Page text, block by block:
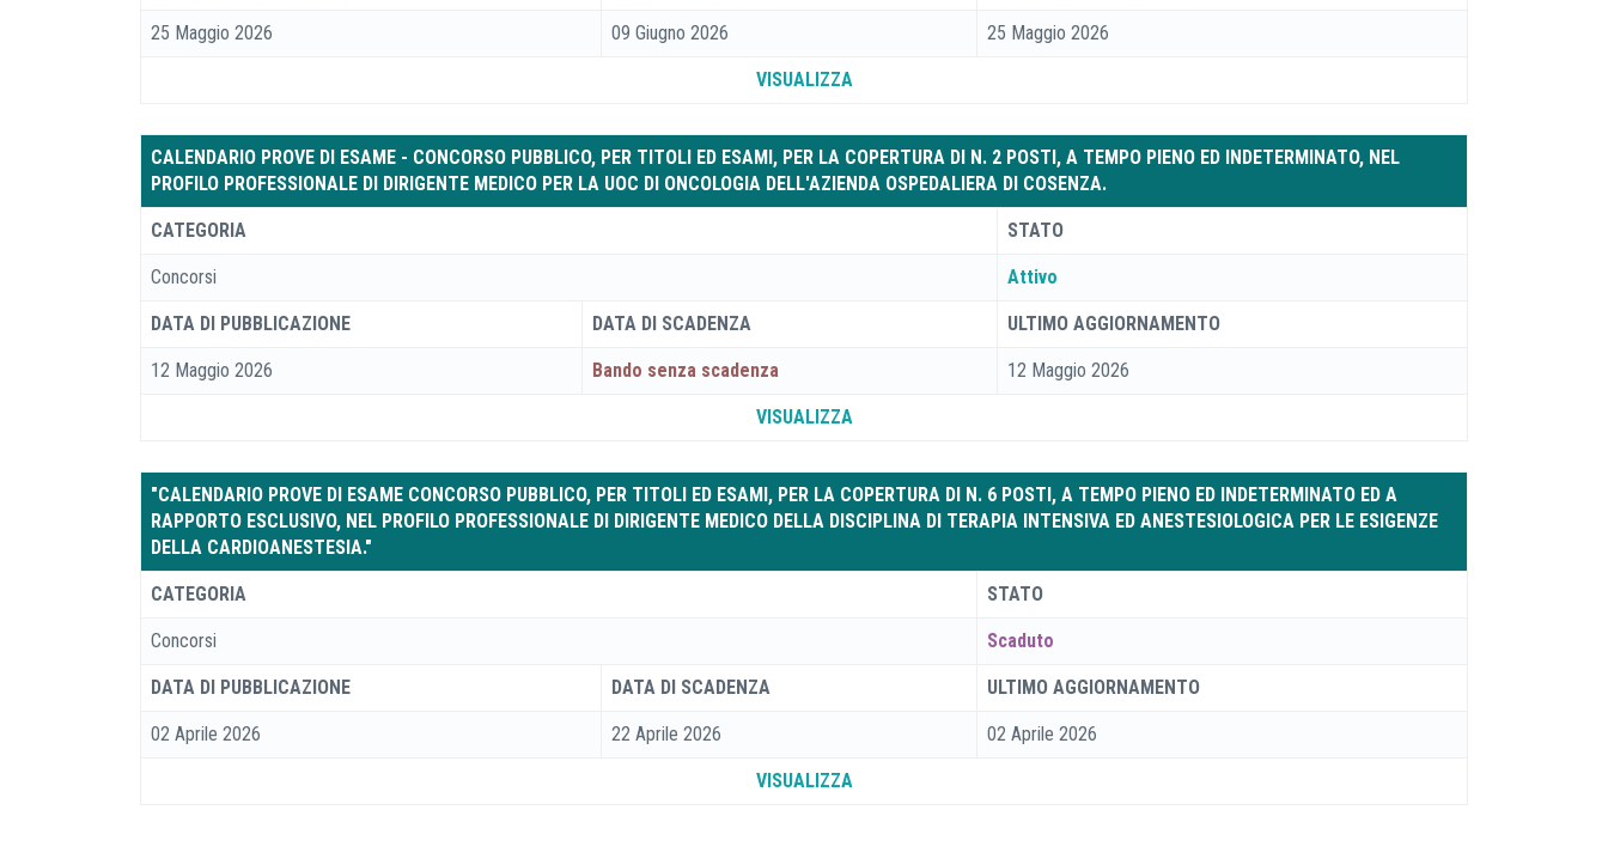
25 Maggio 2026 09 Giugno 2026 25 Maggio 2026
VISUALIZZA
CALENDARIO PROVE DI ESAME - CONCORSO PUBBLICO, PER TITOLI ED ESAMI, PER LA COPERTURA DI N. 2 POSTI, A TEMPO PIENO ED INDETERMINATO, NEL
PROFILO PROFESSIONALE DI DIRIGENTE MEDICO PER LA UOC DI ONCOLOGIA DELL'AZIENDA OSPEDALIERA DI COSENZA.
CATEGORIA STATO
Concorsi Attivo
DATA DI PUBBLICAZIONE DATA DI SCADENZA ULTIMO AGGIORNAMENTO
12 Maggio 2026 Bando senza scadenza 12 Maggio 2026
VISUALIZZA
"CALENDARIO PROVE DI ESAME CONCORSO PUBBLICO, PER TITOLI ED ESAMI, PER LA COPERTURA DI N. 6 POSTI, A TEMPO PIENO ED INDETERMINATO ED A
RAPPORTO ESCLUSIVO, NEL PROFILO PROFESSIONALE DI DIRIGENTE MEDICO DELLA DISCIPLINA DI TERAPIA INTENSIVA ED ANESTESIOLOGICA PER LE ESIGENZE
DELLA CARDIOANESTESIA."
CATEGORIA STATO
Concorsi Scaduto
DATA DI PUBBLICAZIONE DATA DI SCADENZA ULTIMO AGGIORNAMENTO
02 Aprile 2026 22 Aprile 2026 02 Aprile 2026
VISUALIZZA